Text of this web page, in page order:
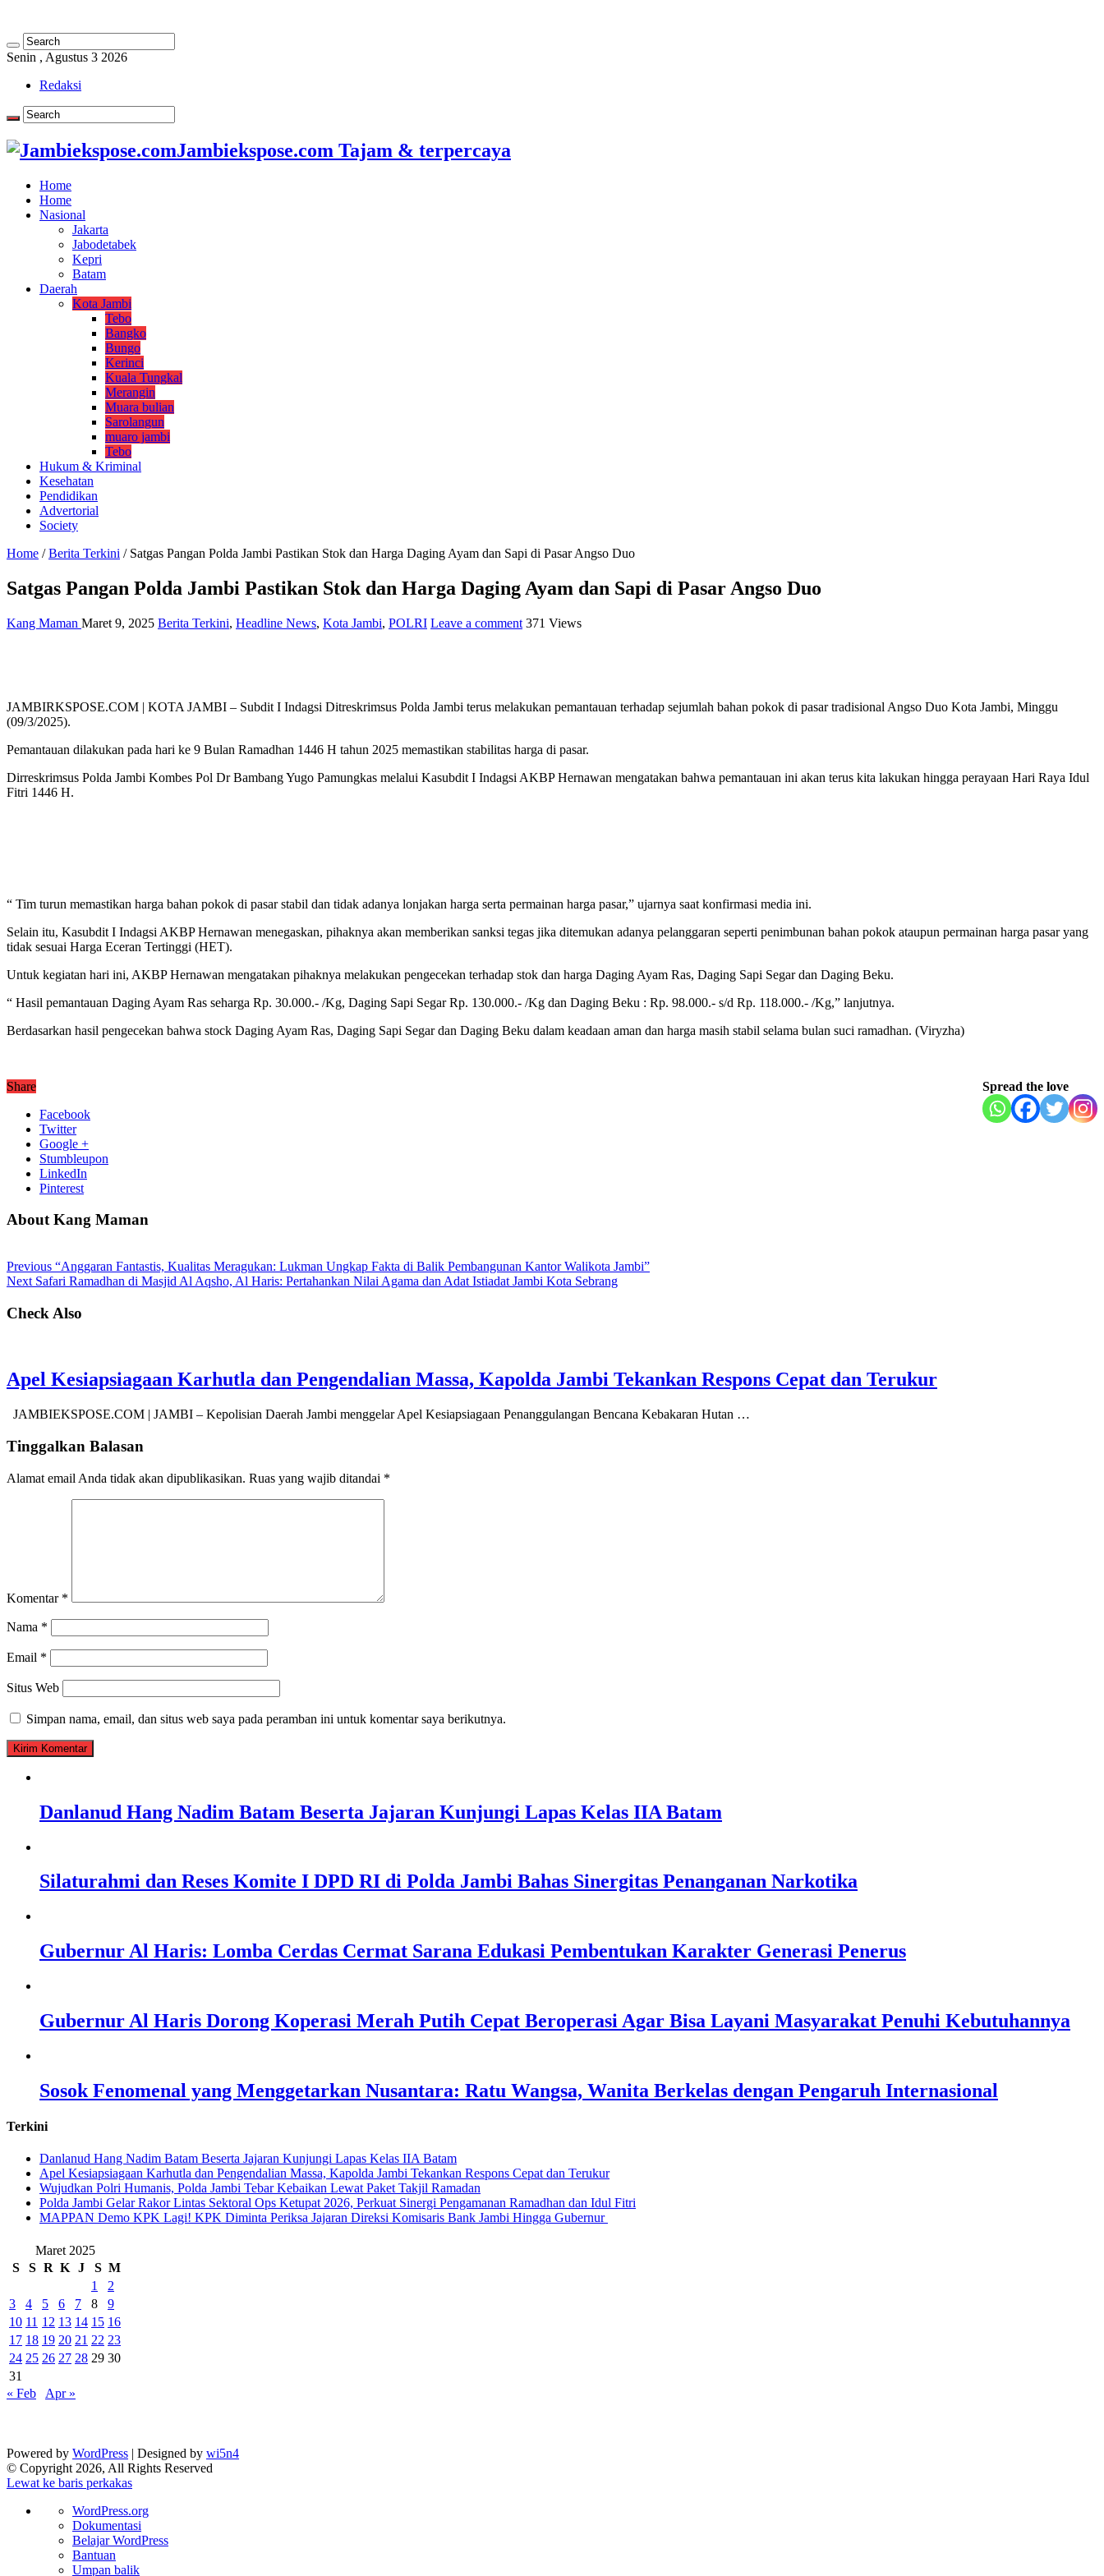
Senin , Agustus 3 2026
Redaksi
Jambiekspose.com Tajam & terpercaya
Home
Home
Nasional
Jakarta
Jabodetabek
Kepri
Batam
Daerah
Kota Jambi
Tebo
Bangko
Bungo
Kerinci
Kuala Tungkal
Merangin
Muara bulian
Sarolangun
muaro jambi
Tebo
Hukum & Kriminal
Kesehatan
Pendidikan
Advertorial
Society
Home / Berita Terkini / Satgas Pangan Polda Jambi Pastikan Stok dan Harga Daging Ayam dan Sapi di Pasar Angso Duo
Satgas Pangan Polda Jambi Pastikan Stok dan Harga Daging Ayam dan Sapi di Pasar Angso Duo
Kang Maman Maret 9, 2025 Berita Terkini, Headline News, Kota Jambi, POLRI Leave a comment 371 Views
JAMBIRKSPOSE.COM | KOTA JAMBI – Subdit I Indagsi Ditreskrimsus Polda Jambi terus melakukan pemantauan terhadap sejumlah bahan pokok di pasar tradisional Angso Duo Kota Jambi, Minggu
(09/3/2025).
Pemantauan dilakukan pada hari ke 9 Bulan Ramadhan 1446 H tahun 2025 memastikan stabilitas harga di pasar.
Dirreskrimsus Polda Jambi Kombes Pol Dr Bambang Yugo Pamungkas melalui Kasubdit I Indagsi AKBP Hernawan mengatakan bahwa pemantauan ini akan terus kita lakukan hingga perayaan Hari Raya Idul
Fitri 1446 H.
“ Tim turun memastikan harga bahan pokok di pasar stabil dan tidak adanya lonjakan harga serta permainan harga pasar,” ujarnya saat konfirmasi media ini.
Selain itu, Kasubdit I Indagsi AKBP Hernawan menegaskan, pihaknya akan memberikan sanksi tegas jika ditemukan adanya pelanggaran seperti penimbunan bahan pokok ataupun permainan harga pasar yang
tidak sesuai Harga Eceran Tertinggi (HET).
Untuk kegiatan hari ini, AKBP Hernawan mengatakan pihaknya melakukan pengecekan terhadap stok dan harga Daging Ayam Ras, Daging Sapi Segar dan Daging Beku.
“ Hasil pemantauan Daging Ayam Ras seharga Rp. 30.000.- /Kg, Daging Sapi Segar Rp. 130.000.- /Kg dan Daging Beku : Rp. 98.000.- s/d Rp. 118.000.- /Kg,” lanjutnya.
Berdasarkan hasil pengecekan bahwa stock Daging Ayam Ras, Daging Sapi Segar dan Daging Beku dalam keadaan aman dan harga masih stabil selama bulan suci ramadhan. (Viryzha)
Spread the love
Share
Facebook
Twitter
Google +
Stumbleupon
LinkedIn
Pinterest
About Kang Maman
Previous “Anggaran Fantastis, Kualitas Meragukan: Lukman Ungkap Fakta di Balik Pembangunan Kantor Walikota Jambi”
Next Safari Ramadhan di Masjid Al Aqsho, Al Haris: Pertahankan Nilai Agama dan Adat Istiadat Jambi Kota Sebrang
Check Also
Apel Kesiapsiagaan Karhutla dan Pengendalian Massa, Kapolda Jambi Tekankan Respons Cepat dan Terukur
JAMBIEKSPOSE.COM | JAMBI – Kepolisian Daerah Jambi menggelar Apel Kesiapsiagaan Penanggulangan Bencana Kebakaran Hutan …
Tinggalkan Balasan
Alamat email Anda tidak akan dipublikasikan. Ruas yang wajib ditandai *
Komentar *
Nama *
Email *
Situs Web
Simpan nama, email, dan situs web saya pada peramban ini untuk komentar saya berikutnya.
Danlanud Hang Nadim Batam Beserta Jajaran Kunjungi Lapas Kelas IIA Batam
Silaturahmi dan Reses Komite I DPD RI di Polda Jambi Bahas Sinergitas Penanganan Narkotika
Gubernur Al Haris: Lomba Cerdas Cermat Sarana Edukasi Pembentukan Karakter Generasi Penerus
Gubernur Al Haris Dorong Koperasi Merah Putih Cepat Beroperasi Agar Bisa Layani Masyarakat Penuhi Kebutuhannya
Sosok Fenomenal yang Menggetarkan Nusantara: Ratu Wangsa, Wanita Berkelas dengan Pengaruh Internasional
Terkini
Danlanud Hang Nadim Batam Beserta Jajaran Kunjungi Lapas Kelas IIA Batam
Apel Kesiapsiagaan Karhutla dan Pengendalian Massa, Kapolda Jambi Tekankan Respons Cepat dan Terukur
Wujudkan Polri Humanis, Polda Jambi Tebar Kebaikan Lewat Paket Takjil Ramadan
Polda Jambi Gelar Rakor Lintas Sektoral Ops Ketupat 2026, Perkuat Sinergi Pengamanan Ramadhan dan Idul Fitri
‎MAPPAN Demo KPK Lagi! KPK Diminta Periksa Jajaran Direksi Komisaris Bank Jambi Hingga Gubernur ‎
Maret 2025
S
S R K J S M
1
2
3
4 5 6 7 8
9
10 11 12 13 14 15 16
17 18 19 20 21 22 23
24 25 26 27 28 29 30
31
« Feb
Apr »
Powered by WordPress | Designed by wi5n4
© Copyright 2026, All Rights Reserved
Lewat ke baris perkakas
Tentang
WordPress
WordPress.org
Dokumentasi
Belajar WordPress
Bantuan
Umpan balik